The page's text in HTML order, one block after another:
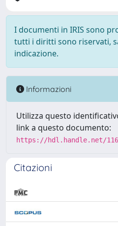
I documenti in IRIS sono
tutti i diritti sono riservati,
indicazione.
Informazioni
Utilizza questo
link a questo documento:
https://hdl.handle.net/
Citazioni